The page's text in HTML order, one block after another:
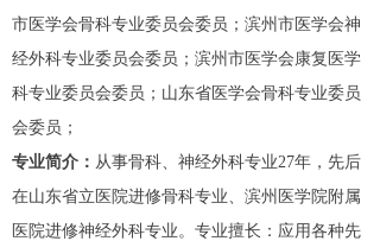
市医学会骨科专业委员会委员 ； 滨州市医学会神
经外科专业委员会委员 ； 滨州市医学会康复医学
科专业委员会委员 ； 山东省医学会骨科专业委员
会委员；
专业简介： 从事骨科、神经外科专业27年，先后
在山东省立医院进修骨科专业、滨州医学院附属
医院进修神经外科专业。专业擅长： 应用各种先